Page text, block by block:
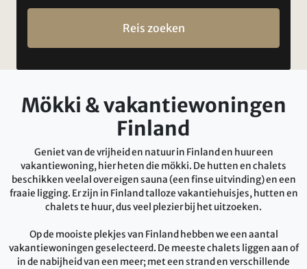
Reis zoeken
Mökki & vakantiewoningen
Finland
Geniet van de vrijheid en natuur in Finland en huur een
vakantiewoning, hier heten die mökki. De hutten en chalets
beschikken veelal over eigen sauna (een finse uitvinding) en een
fraaie ligging. Er zijn in Finland talloze vakantiehuisjes, hutten en
chalets te huur, dus veel plezier bij het uitzoeken.
Op de mooiste plekjes van Finland hebben we een aantal
vakantiewoningen geselecteerd. De meeste chalets liggen aan of
in de nabijheid van een meer; met een strand en verschillende